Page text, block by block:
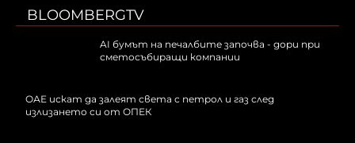
BLOOMBERGTV
AI бумът на печалбите започва - дори при
сметосъбиращи компании
ОАЕ искат да залеят света с петрол и газ след
излизането си от ОПЕК